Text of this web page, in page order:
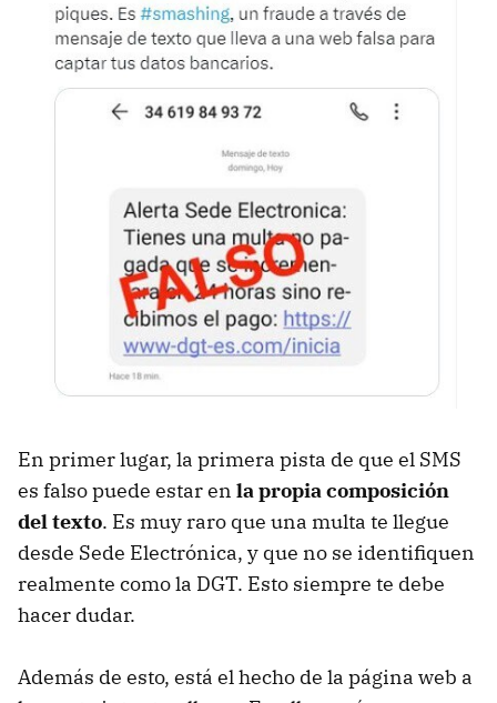
En primer lugar, la primera pista de que el SMS
es falso puede estar en la propia composición
del texto. Es muy raro que una multa te llegue
desde Sede Electrónica, y que no se identifiquen
realmente como la DGT. Esto siempre te debe
hacer dudar.
Además de esto, está el hecho de la página web a